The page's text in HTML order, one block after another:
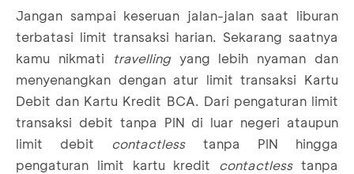
Jangan sampai keseruan jalan-jalan saat liburan
terbatasi limit transaksi harian. Sekarang saatnya
kamu nikmati
travellingyang lebih nyaman dan
menyenangkan dengan atur limit transaksi Kartu
Debit dan Kartu Kredit BCA. Dari pengaturan limit
transaksi debit tanpa PIN di luar negeri ataupun
limit debit contactlesstanpa PIN hingga
pengaturan limit kartu kredit contactlesstanpa